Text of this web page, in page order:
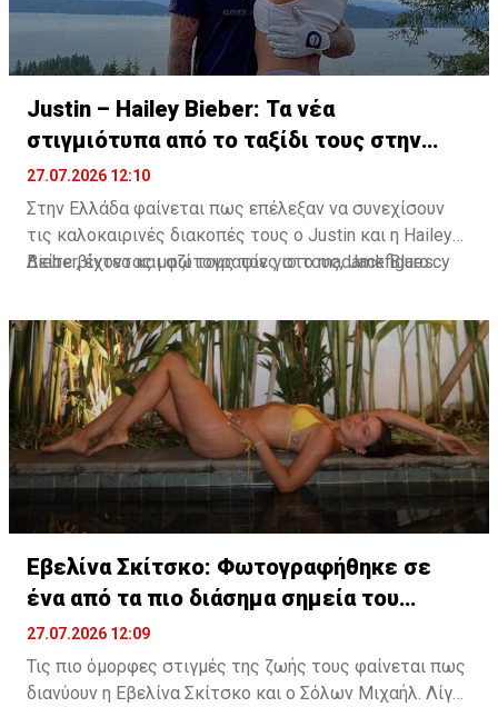
Justin – Hailey Bieber: Τα νέα
στιγμιότυπα από το ταξίδι τους στην
Ελλάδα
27.07.2026 12:10
Στην Ελλάδα φαίνεται πως επέλεξαν να συνεχίσουν
τις καλοκαιρινές διακοπές τους ο Justin και η Hailey
Bieber, έχοντας μαζί τους τον γιο τους, Jack Blues.
στην ευρύτερη περιοχή του Κρανιδίου στο Πόρτο Χέλι.
Δείτε βίντεο και φωτογραφίες στο madamefigaro.cy
Εβελίνα Σκίτσκο: Φωτογραφήθηκε σε
ένα από τα πιο διάσημα σημεία του
πλανήτη
27.07.2026 12:09
Τις πιο όμορφες στιγμές της ζωής τους φαίνεται πως
διανύουν η Εβελίνα Σκίτσκο και ο Σόλων Μιχαήλ. Λίγες